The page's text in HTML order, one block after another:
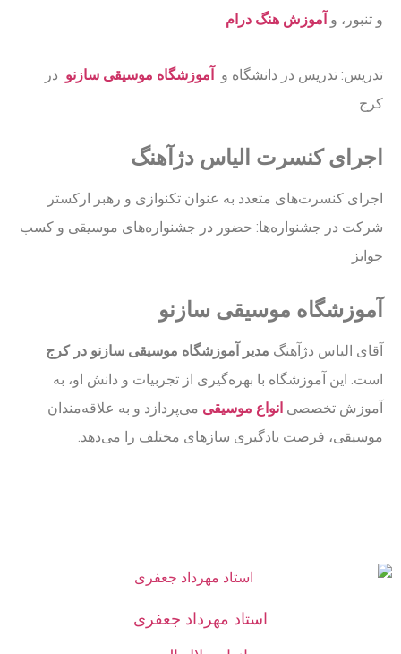
و تنبور، و آموزش هنگ درام
تدریس: تدریس در دانشگاه‌ و آموزشگاه موسیقی سازنو در
کرج
اجرای کنسرت الیاس دژآهنگ
اجرای کنسرت‌های متعدد به عنوان تکنوازی و رهبر ارکستر
شرکت در جشنواره‌ها: حضور در جشنواره‌های موسیقی و کسب
جوایز
آموزشگاه موسیقی سازنو
آقای الیاس دژآهنگ مدیر آموزشگاه موسیقی سازنو در کرج
است. این آموزشگاه با بهره‌گیری از تجربیات و دانش او، به
آموزش تخصصی انواع موسیقی می‌پردازد و به علاقه‌مندان
موسیقی، فرصت یادگیری سازهای مختلف را می‌دهد.
استاد مهرداد جعفری